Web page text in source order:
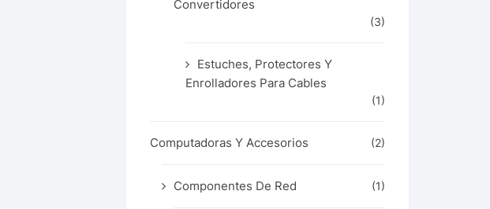
Convertidores
(3)
Estuches, Protectores Y
Enrolladores Para Cables
(1)
Computadoras Y Accesorios (2)
Componentes De Red (1)